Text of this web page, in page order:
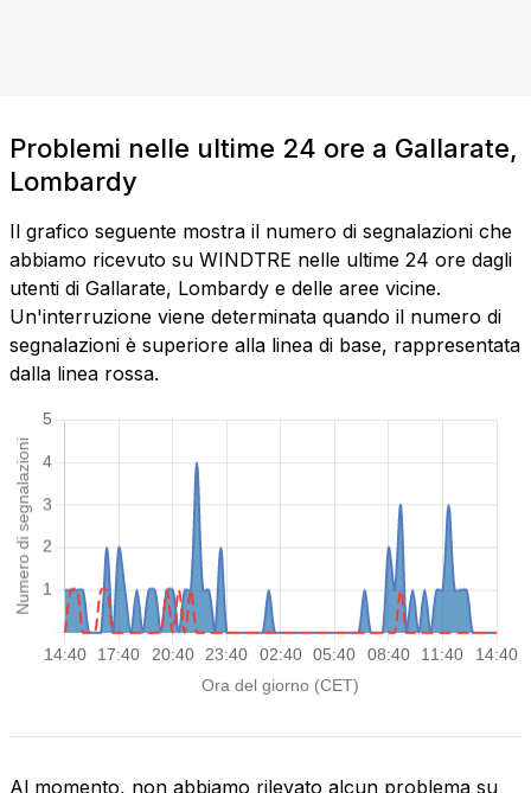
Problemi nelle ultime 24 ore a Gallarate,
Lombardy
Il grafico seguente mostra il numero di segnalazioni che
abbiamo ricevuto su WINDTRE nelle ultime 24 ore dagli
utenti di Gallarate, Lombardy e delle aree vicine.
Un'interruzione viene determinata quando il numero di
segnalazioni è superiore alla linea di base, rappresentata
dalla linea rossa.
Al momento, non abbiamo rilevato alcun problema su